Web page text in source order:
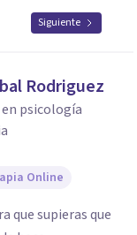
Siguiente
Rodriguez
psicología
Online
que supieras que